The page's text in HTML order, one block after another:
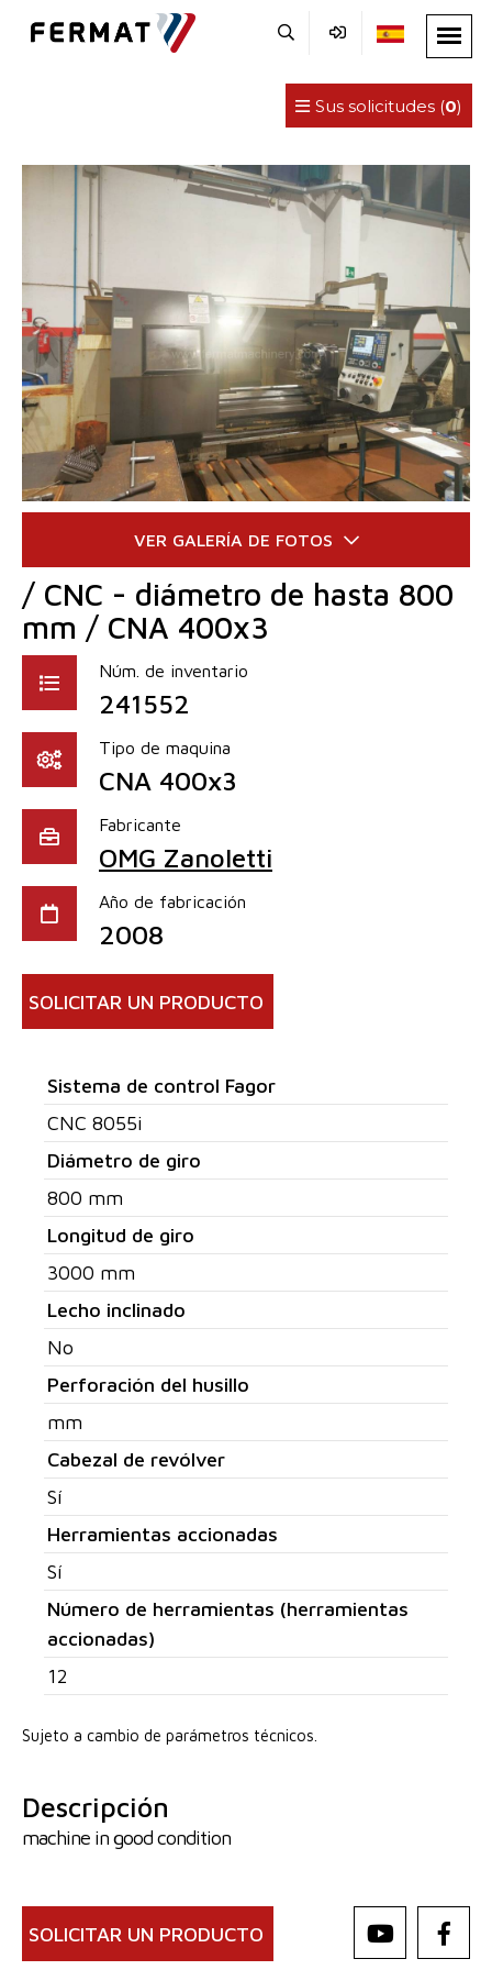
Sus solicitudes (0)
/ CNC - diámetro de hasta 800
mm / CNA 400x3
Núm. de inventario
241552
Tipo de maquina
CNA 400x3
Fabricante
OMG Zanoletti
Año de fabricación
2008
SOLICITAR UN PRODUCTO
Sistema de control Fagor
CNC 8055i
Diámetro de giro
800 mm
Longitud de giro
3000 mm
Lecho inclinado
No
Perforación del husillo
mm
Cabezal de revólver
Sí
Herramientas accionadas
Sí
Número de herramientas (herramientas
accionadas)
12
Sujeto a cambio de parámetros técnicos.
Descripción
machine in good condition
SOLICITAR UN PRODUCTO